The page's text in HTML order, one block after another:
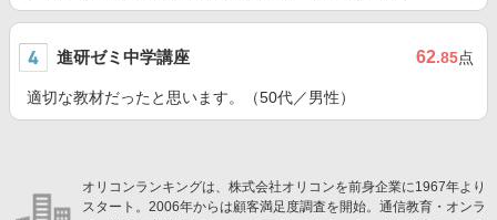
進研ゼミ中学講座 62.85点
適切な教材だったと思います。（50代／男性）
オリコンランキングは、株式会社オリコンを前身企業に1967年より
スタート。2006年からは顧客満足度調査を開始。通信教育・オンラ